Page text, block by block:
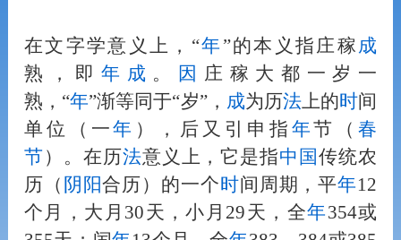
在文字学意义上，“年 ”的本义指庄稼 成
熟，即 年 成 。 因 庄稼大都一岁一
熟，“年”渐等同于“岁”， 成为历法 上的时间
单位（一年 ），后又引申指 年节（春
节）。在历法意义上，它是指中国传统农
历（ 阴阳合历）的一个 时间周期，平年12
个月，大月30天，小月29天，全年354或